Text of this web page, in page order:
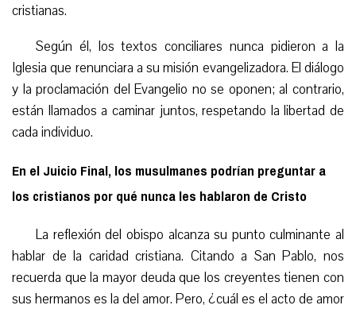
cristianas.
Según él, los textos conciliares nunca pidieron a la
Iglesia que renunciara a su misión evangelizadora. El diálogo
y la proclamación del Evangelio no se oponen; al contrario,
están llamados a caminar juntos, respetando la libertad de
cada individuo.
En el Juicio Final, los musulmanes podrían preguntar a
los cristianos por qué nunca les hablaron de Cristo
La reflexión del obispo alcanza su punto culminante al
hablar de la caridad cristiana. Citando a San Pablo, nos
recuerda que la mayor deuda que los creyentes tienen con
sus hermanos es la del amor. Pero, ¿cuál es el acto de amor